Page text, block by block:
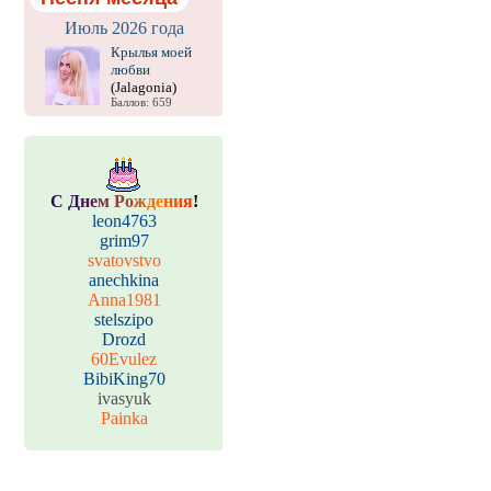
Июль 2026 года
Крылья моей
любви
(Jalagonia)
Баллов: 659
С Днем Рождения!
leon4763
grim97
svatovstvo
anechkina
Anna1981
stelszipo
Drozd
60Evulez
BibiKing70
ivasyuk
Painka